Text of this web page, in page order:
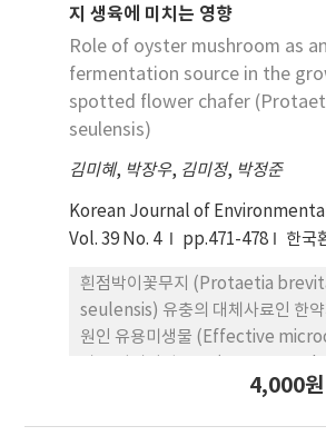
Intersexuality는 가막만의 초도에
가장 높았다. 조직학적으로 인터섹스
intrafollicular type,
mixed type의 세 가지 형태로 나눌
세 가지 형태 가운데 intrafollicular
81.6%로 가장 우세하였다. 본 연구
인터섹스 원인에 관해서는 추후 세부
지 생육에 미치는 영향
Role of oyster mushroom as
fermentation source in the
spotted flower chafer
seulensis)
김미혜, 박장우, 김미정, 박정준
Korean Journal of
Vol. 39 No. 4
pp.471-478 한국
흰점박이꽃무지 (Protaetia
seulensis) 유충의 대체사료인 한
원인 유용미생물 (Effective
OM)을 비교하였다. 각 발효된 사료
4,000원